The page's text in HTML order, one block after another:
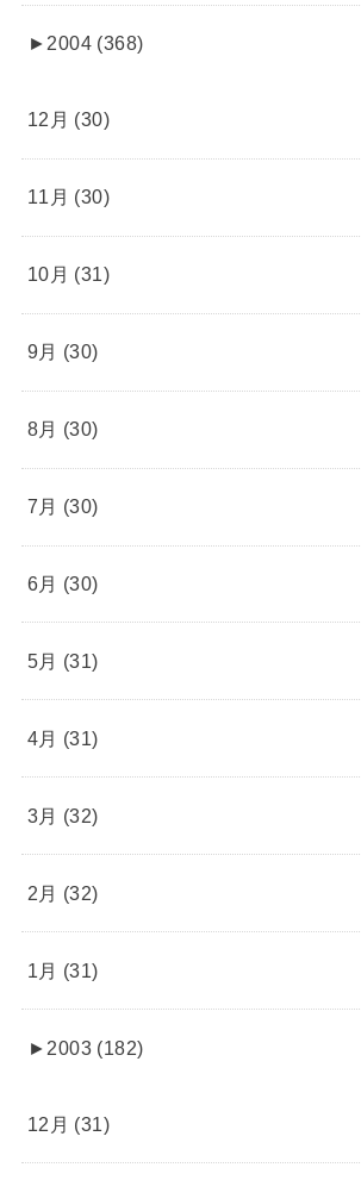
► 2004 (368)
12月 (30)
11月 (30)
10月 (31)
9月 (30)
8月 (30)
7月 (30)
6月 (30)
5月 (31)
4月 (31)
3月 (32)
2月 (32)
1月 (31)
► 2003 (182)
12月 (31)